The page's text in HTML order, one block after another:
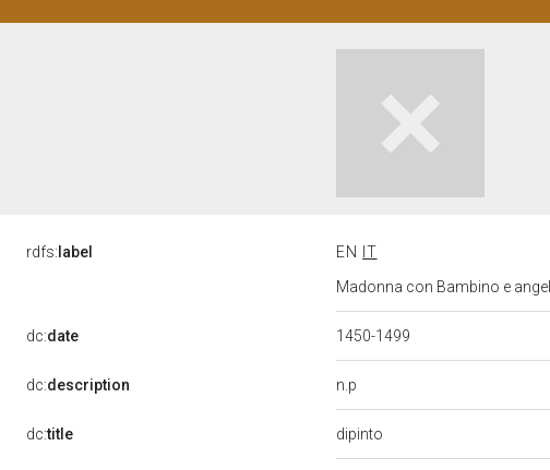
rdfs: label EN
IT
Madonna con Bambino e
dc:date 1450-1499
dc:description n.p
dc:title dipinto